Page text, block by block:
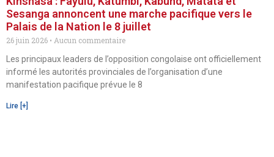
Sesanga annoncent une marche pacifique vers le
Palais de la Nation le 8 juillet
26 juin 2026
Aucun commentaire
Les principaux leaders de l’opposition congolaise ont officiellement
informé les autorités provinciales de l’organisation d’une
manifestation pacifique prévue le 8
Lire [+]